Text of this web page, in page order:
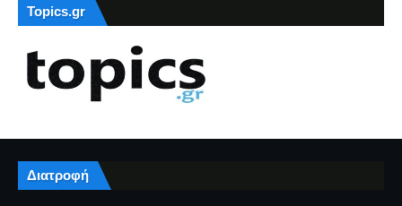
Topics.gr
Διατροφή